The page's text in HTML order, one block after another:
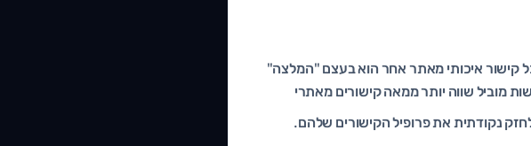
קישור איכותי מאתר אחר הוא בעצם "המלצה"
מוביל שווה יותר ממאה קישורים מאתרי
נקודתית את פרופיל הקישורים שלהם.